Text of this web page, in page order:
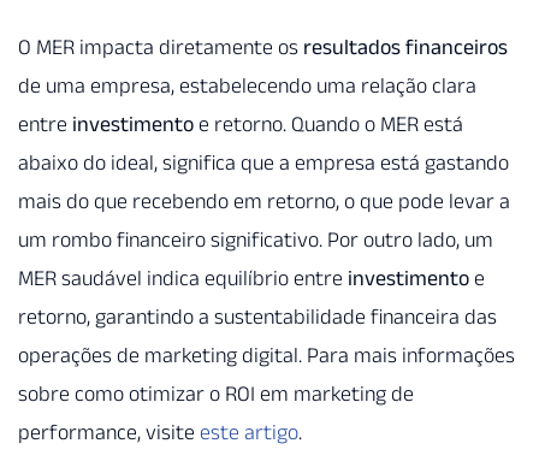
O MER impacta diretamente os resultados financeiros
de uma empresa, estabelecendo uma relação clara
entre investimento e retorno. Quando o MER está
abaixo do ideal, significa que a empresa está gastando
mais do que recebendo em retorno, o que pode levar a
um rombo financeiro significativo. Por outro lado, um
MER saudável indica equilíbrio entre investimento e
retorno, garantindo a sustentabilidade financeira das
operações de marketing digital. Para mais informações
sobre como otimizar o ROI em marketing de
performance, visite este artigo.